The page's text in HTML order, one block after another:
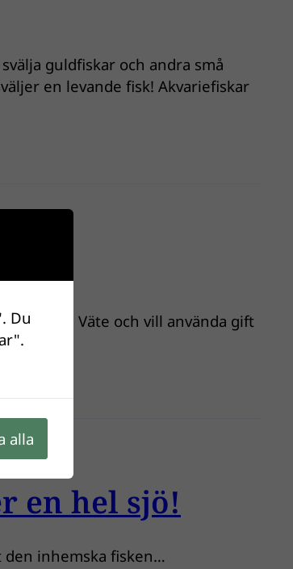
guldfiskar och andra små
en levande fisk! Akvariefiskar
i Väte och vill använda gift
en hel sjö!
den inhemska fisken…
Du
alla